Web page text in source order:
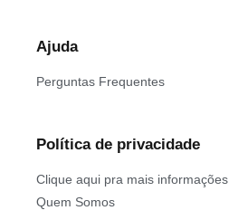
Ajuda
Perguntas Frequentes
Política de privacidade
Clique aqui pra mais informações.
Quem Somos